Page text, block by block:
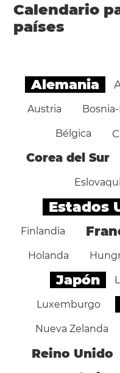
Calendario
países
Alemania
Austria
Bélgica
Corea del Sur
Estados
Finlandia
Holanda
Japón
Luxemburgo
Nueva Zelanda
Reino Unido